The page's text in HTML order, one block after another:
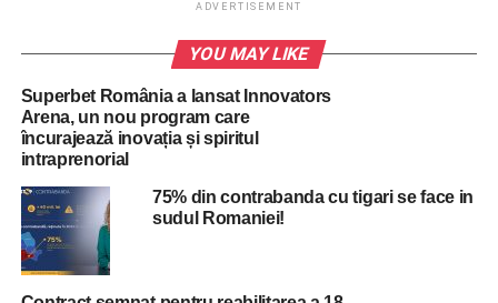
ADVERTISEMENT
In ceea ce priveste organizarea alegerilor parlamentare la
data stabilita, Ludovic Orban a reiterat faptul acestea „nu
reprezinta un risc suplimentar de raspandire a virusului”,
daca se respecta masurile si regulile impuse.
ADVERTISEMENT
YOU MAY LIKE
Superbet România a lansat Innovators
Arena, un nou program care
încurajează inovația și spiritul
intraprenorial
75% din contrabanda cu tigari se face in
sudul Romaniei!